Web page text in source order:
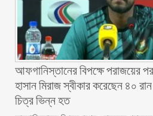
আফগানিস্তানের বিপক্ষে পরাজয়ের
হাসান মিরাজ স্বীকার করেছেন ৪০
চিত্র ভিন্ন হত